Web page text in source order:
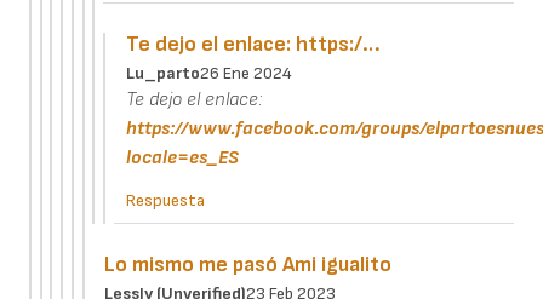
Te dejo el enlace: https:/…
Lu_parto26 Ene 2024
Te dejo el enlace:
https://www.facebook.com/groups/
locale=es_ES
Respuesta
Lo mismo me pasó Ami igualito
Lessly (unverified)23 Feb 2023